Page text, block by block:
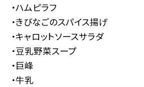
・ハムピラフ
・きびなごのスパイス揚げ
・キャロットソースサラダ
・豆乳野菜スープ
・巨峰
・牛乳